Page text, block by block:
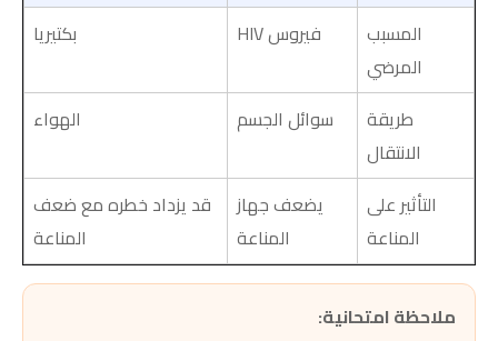
المسبب
المرضي
فيروس HIV بكتيريا
طريقة
الانتقال
سوائل الجسم الهواء
التأثير على
المناعة
يضعف جهاز
المناعة
قد يزداد خطره مع ضعف
المناعة
ملاحظة امتحانية: